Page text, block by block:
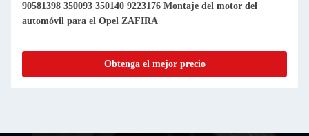
90581398 350093 350140 9223176 Montaje del motor del
automóvil para el Opel ZAFIRA
Obtenga el mejor precio